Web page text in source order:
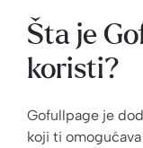
Šta je
koristi?
Gofullpage je
koji ti